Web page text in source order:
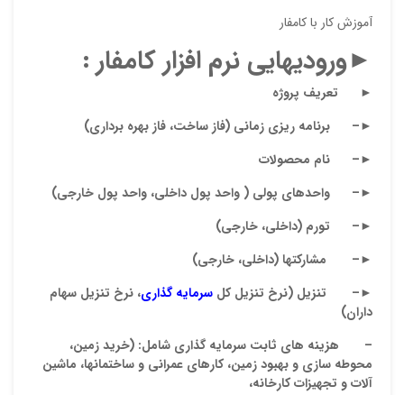
آموزش کار با کامفار
►ورودیهایی نرم افزار کامفار :
► تعریف پروژه
►– برنامه ریزی زمانی (فاز ساخت، فاز بهره برداری)
►– نام محصولات
►– واحدهای پولی ( واحد پول داخلی، واحد پول خارجی)
►– تورم (داخلی، خارجی)
►– مشارکتها (داخلی، خارجی)
►– تنزیل (نرخ تنزیل کل سرمایه گذاری، نرخ تنزیل سهام
داران)
– هزینه های ثابت سرمایه گذاری شامل: (خرید زمین،
محوطه سازی و بهبود زمین، کارهای عمرانی و ساختمانها، ماشین
آلات و تجهیزات کارخانه،